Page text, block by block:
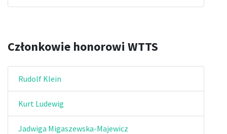
Członkowie honorowi WTTS
Rudolf Klein
Kurt Ludewig
Jadwiga Migaszewska-Majewicz